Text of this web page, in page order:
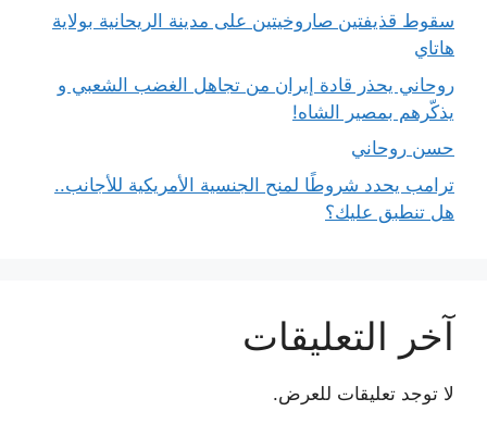
سقوط قذيفتين صاروخيتين على مدينة الريحانية بولاية
هاتاي
روحاني يحذر قادة إيران من تجاهل الغضب الشعبي و
يذكّرهم بمصير الشاه!
حسن روحاني
ترامب يحدد شروطًا لمنح الجنسية الأمريكية للأجانب..
هل تنطبق عليك؟
آخر التعليقات
لا توجد تعليقات للعرض.